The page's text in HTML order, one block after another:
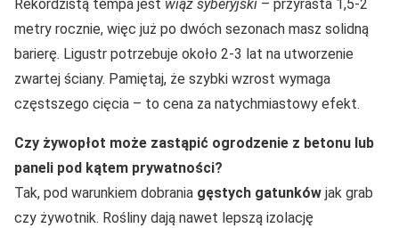
Rekordzistą tempa jest wiąz syberyjski – przyrasta 1,5-2
metry rocznie, więc już po dwóch sezonach masz solidną
barierę. Ligustr potrzebuje około 2-3 lat na utworzenie
zwartej ściany. Pamiętaj, że szybki wzrost wymaga
częstszego cięcia – to cena za natychmiastowy efekt.
Czy żywopłot może zastąpić ogrodzenie z betonu lub
paneli pod kątem prywatności?
Tak, pod warunkiem dobrania gęstych gatunków jak grab
czy żywotnik. Rośliny dają nawet lepszą izolację